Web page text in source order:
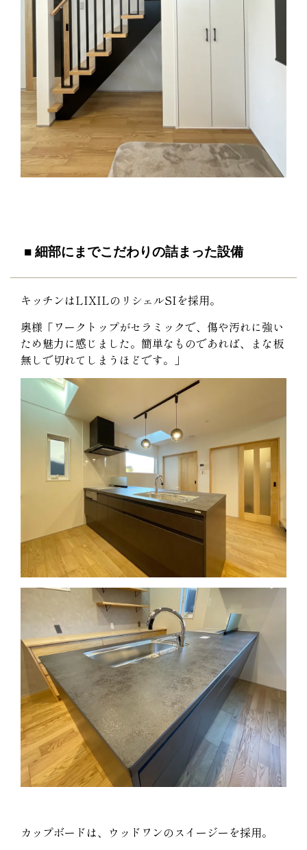
■ 細部にまでこだわりの詰まった設備
キッチンはLIXILのリシェルSIを採用。
奥様「ワークトップがセラミックで、傷や汚れに強い
ため魅力に感じました。簡単なものであれば、まな板
無しで切れてしまうほどです。」
カップボードは、ウッドワンのスイージーを採用。